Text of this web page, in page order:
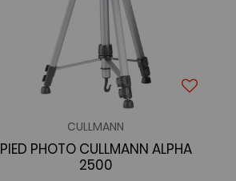
CULLMANN
PIED PHOTO CULLMANN ALPHA
2500